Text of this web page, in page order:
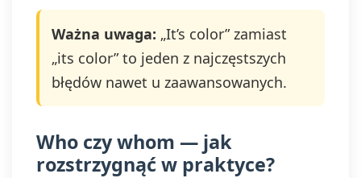
Ważna uwaga: „It’s color” zamiast
„its color” to jeden z najczęstszych
błędów nawet u zaawansowanych.
Who czy whom — jak
rozstrzygnąć w praktyce?